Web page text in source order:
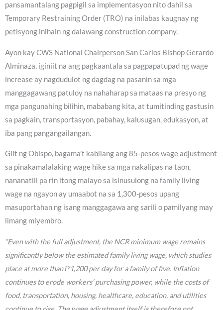
pansamantalang pagpigil sa implementasyon nito dahil sa
Temporary Restraining Order (TRO) na inilabas kaugnay ng
petisyong inihain ng dalawang construction company.
Ayon kay CWS National Chairperson San Carlos Bishop Gerardo
Alminaza, iginiit na ang pagkaantala sa pagpapatupad ng wage
increase ay nagdudulot ng dagdag na pasanin sa mga
manggagawang patuloy na nahaharap sa mataas na presyo ng
mga pangunahing bilihin, mababang kita, at tumitinding gastusin
sa pagkain, transportasyon, pabahay, kalusugan, edukasyon, at
iba pang pangangailangan.
Giit ng Obispo, bagama’t kabilang ang 85-pesos wage adjustment
sa pinakamalalaking wage hike sa mga nakalipas na taon,
nananatili pa rin itong malayo sa isinusulong na family living
wage na ngayon ay umaabot na sa 1,300-pesos upang
masuportahan ng isang manggagawa ang sarili o pamilyang may
limang miyembro.
“Even with the full adjustment, the NCR minimum wage remains
significantly below the estimated family living wage, which studies
place at more than ₱1,200 per day for a family of five. Inflation
continues to erode workers’ purchasing power, while the costs of
food, transportation, housing, healthcare, education, and utilities